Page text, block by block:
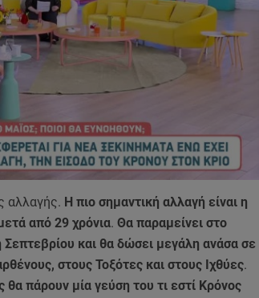
αλλαγής. Η πιο σημαντική αλλαγή είναι η
από 29 χρόνια. Θα παραμείνει στο
και θα δώσει μεγάλη ανάσα σε
στους Τοξότες και στους Ιχθύες.
πάρουν μία γεύση του τι εστί Κρόνος